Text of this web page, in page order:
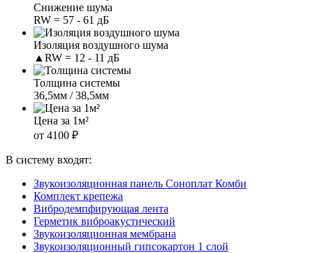
Снижение шума
RW = 57 - 61 дБ
Изоляция воздушного шума
▲RW = 12 - 11 дБ
Толщина системы
36,5мм / 38,5мм
Цена за 1м²
от 4100 ₽
В систему входят:
Звукоизоляционная панель Соноплат Комби
Комплект крепежа
Вибродемпфирующая лента
Герметик виброакустический
Звукоизоляционная мембрана
Звукоизоляционный гипсокартон 1 слой